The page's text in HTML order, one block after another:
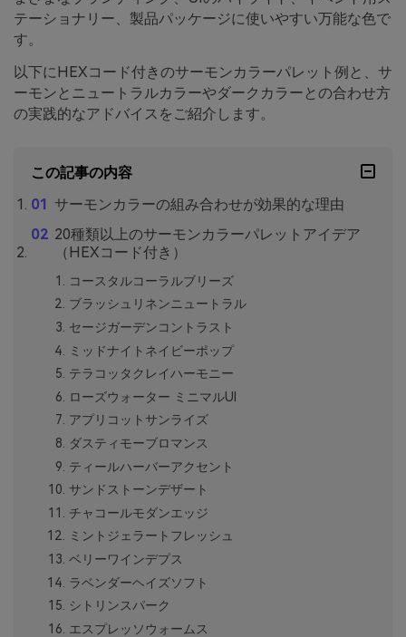
テーショナリー、製品パッケージに使いやすい万能な色で
す。
以下にHEXコード付きのサーモンカラーパレット例と、サ
ーモンとニュートラルカラーやダークカラーとの合わせ方
の実践的なアドバイスをご紹介します。
この記事の内容
サーモンカラーの組み合わせが効果的な理由
20種類以上のサーモンカラーパレットアイデア
（HEXコード付き）
コースタルコーラルブリーズ
ブラッシュリネンニュートラル
セージガーデンコントラスト
ミッドナイトネイビーポップ
テラコッタクレイハーモニー
ローズウォーター ミニマルUI
アプリコットサンライズ
ダスティモーブロマンス
ティールハーバーアクセント
サンドストーンデザート
チャコールモダンエッジ
ミントジェラートフレッシュ
ベリーワインデプス
ラベンダーヘイズソフト
シトリンスパーク
エスプレッソウォームス